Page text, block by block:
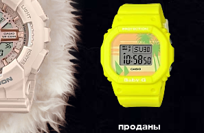
проданы